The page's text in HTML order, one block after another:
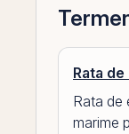
Rata
Rata de
marime